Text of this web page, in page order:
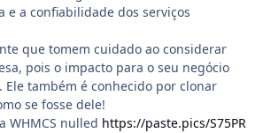
e a confiabilidade dos serviços
que tomem cuidado ao considerar
pois o impacto para o seu negócio
Ele também é conhecido por clonar
se fosse dele!
WHMCS nulled https://paste.pics/S75PR